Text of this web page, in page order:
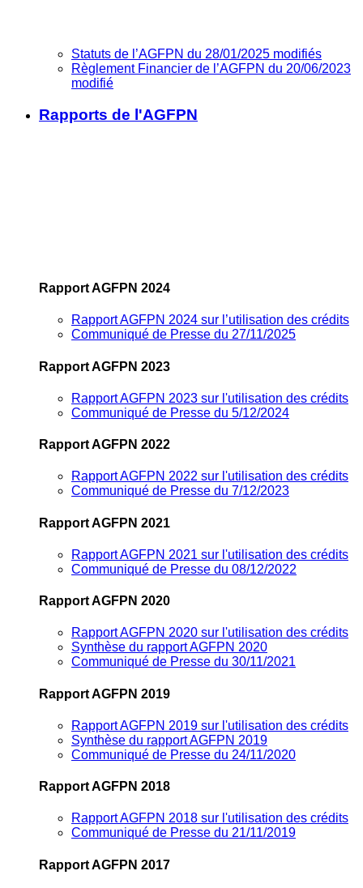
Statuts de l’AGFPN du 28/01/2025 modifiés
Règlement Financier de l’AGFPN du 20/06/2023
modifié
Rapports de l'AGFPN
Rapport AGFPN 2024
Rapport AGFPN 2024 sur l’utilisation des crédits
Communiqué de Presse du 27/11/2025
Rapport AGFPN 2023
Rapport AGFPN 2023 sur l'utilisation des crédits
Communiqué de Presse du 5/12/2024
Rapport AGFPN 2022
Rapport AGFPN 2022 sur l'utilisation des crédits
Communiqué de Presse du 7/12/2023
Rapport AGFPN 2021
Rapport AGFPN 2021 sur l'utilisation des crédits
Communiqué de Presse du 08/12/2022
Rapport AGFPN 2020
Rapport AGFPN 2020 sur l'utilisation des crédits
Synthèse du rapport AGFPN 2020
Communiqué de Presse du 30/11/2021
Rapport AGFPN 2019
Rapport AGFPN 2019 sur l'utilisation des crédits
Synthèse du rapport AGFPN 2019
Communiqué de Presse du 24/11/2020
Rapport AGFPN 2018
Rapport AGFPN 2018 sur l'utilisation des crédits
Communiqué de Presse du 21/11/2019
Rapport AGFPN 2017